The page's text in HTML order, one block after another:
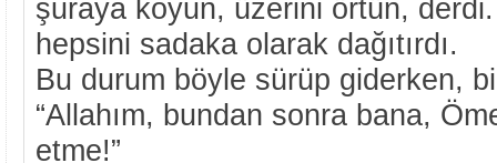
şuraya koyun, üzerini örtün,
hepsini sadaka olarak dağıtırdı.
Bu durum böyle sürüp giderken,
“Allahım, bundan sonra bana,
etme!”